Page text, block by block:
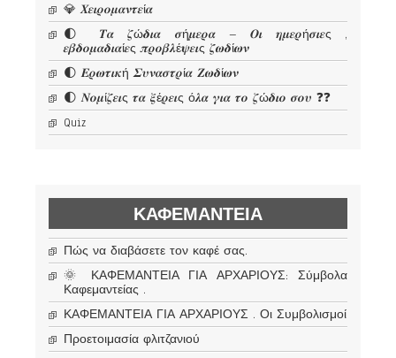
💎 𝜲𝜺𝜾𝝆𝝄𝝁𝜶𝝂𝝉𝜺ί𝜶
🌓 𝜯𝜶 𝜻ώ𝜹𝜾𝜶 𝝈ή𝝁𝜺𝝆𝜶 – 𝜪𝜾 𝜼𝝁𝜺𝝆ή𝝈𝜾𝜺ς ,
𝜺𝜷𝜹𝝄𝝁𝜶𝜹𝜾𝜶ί𝜺ς 𝝅𝝆𝝄𝜷𝝀έ𝝍𝜺𝜾ς 𝜻𝝎𝜹ί𝝎𝝂
🌓 𝜠𝝆𝝎𝝉𝜾𝜿ή 𝜮𝝊𝝂𝜶𝝈𝝉𝝆ί𝜶 𝜡𝝎𝜹ί𝝎𝝂
🌓 𝜨𝝄𝝁ί𝜻𝜺𝜾ς 𝝉𝜶 𝝃έ𝝆𝜺𝜾ς ό𝝀𝜶 𝜸𝜾𝜶 𝝉𝝄 𝜻ώ𝜹𝜾𝝄 𝝈𝝄𝝊 ❓❓
Quiz
ΚΑΦΕΜΑΝΤΕΊΑ
Πώς να διαβάσετε τον καφέ σας.
🌞 ΚΑΦΕΜΑΝΤΕΙΑ ΓΙΑ ΑΡΧΑΡΙΟΥΣ: Σύμβολα
Καφεμαντείας .
ΚΑΦΕΜΑΝΤΕΙΑ ΓΙΑ ΑΡΧΑΡΙΟΥΣ . Οι Συμβολισμοί
Προετοιμασία φλιτζανιού